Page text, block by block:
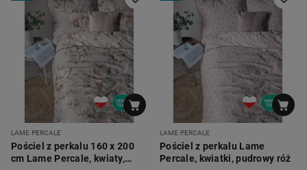
LAME PERCALE
Pościel z perkalu 160 x 200
cm Lame Percale, kwiaty,
LAME PERCALE
Pościel z perkalu Lame
Percale, kwiatki, pudrowy róż